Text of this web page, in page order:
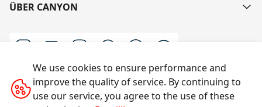
ÜBER CANYON
Schreiben Sie uns
We use cookies to ensure performance and
improve the quality of service. By continuing to
use our service, you agree to the use of these